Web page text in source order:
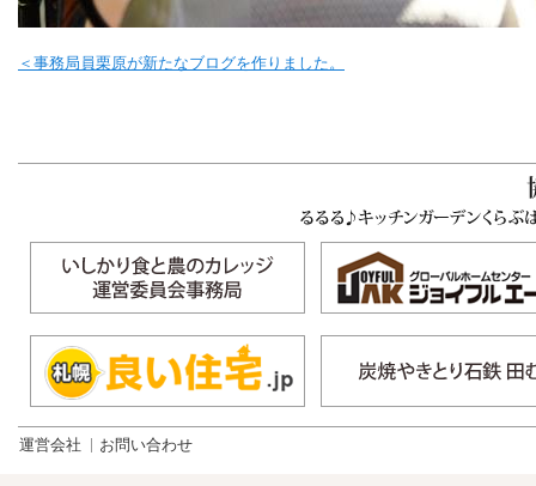
＜事務局員栗原が新たなブログを作りました。
運営会社 お問い合わせ